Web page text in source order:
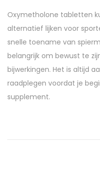
Oxymetholone tabletten
alternatief lijken voor
snelle toename van
belangrijk om bewust te
bijwerkingen. Het is altijd
raadplegen voordat je
supplement.